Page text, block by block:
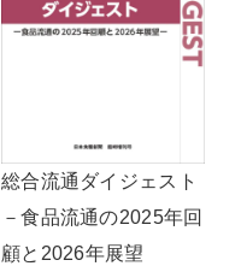
総合流通ダイジェスト
－食品流通の2025年回
顧と2026年展望